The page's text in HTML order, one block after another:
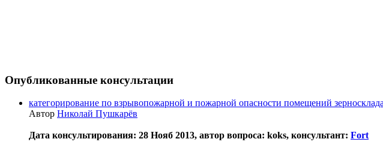
Опубликованные консультации
категорирование по взрывопожарной и пожарной опасности помещений
Автор Николай Пушкарёв
Дата консультирования: 28 Нояб 2013, автор вопроса: koks, консультант: Fort